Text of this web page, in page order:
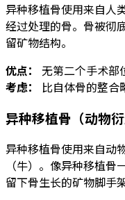
异种移植骨使用来自人
经过处理的骨。骨被彻
留矿物结构。
优点：
无第二个手术部
考虑：
比自体骨的整合
异种移植骨（动物衍
异种移植骨使用来自动
（牛）。像异种移植骨
留下骨生长的矿物脚手架